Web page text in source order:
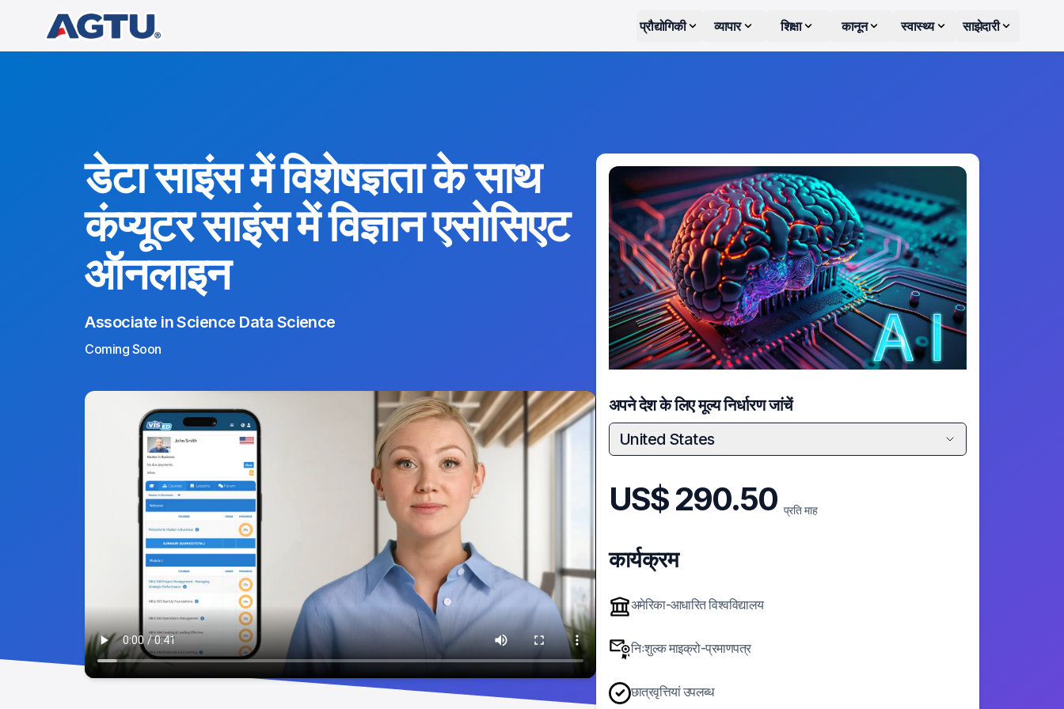
प्रौद्योगिकी व्यापार शिक्षा कानून स्वास्थ्य साझेदारी
डेटा साइंस में विशेषज्ञता के साथ
कंप्यूटर साइंस में विज्ञान एसोसिएट
ऑनलाइन
Associate in Science Data Science
Coming Soon
अपने देश के लिए मूल्य निर्धारण जांचें
United States
US$290.50 प्रति माह
कार्यक्रम
अमेरिका-आधारित विश्वविद्यालय
निःशुल्क माइक्रो-प्रमाणपत्र
छात्रवृत्तियां उपलब्ध